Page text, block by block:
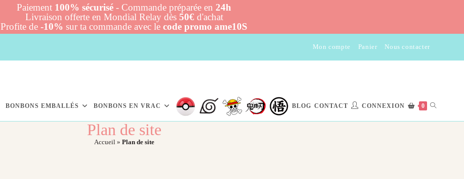
Paiement 100% sécurisé - Commande préparée en 24h
Livraison offerte en Mondial Relay dès 50€d'achat
Profite de -10% sur ta commande avec le code promo ame10S
Mon compte Panier Nous contacter
BONBONS EMBALLÉS BONBONS EN VRAC BLOG CONTACT CONNEXION 0
Plan de site
Accueil» Plan de site